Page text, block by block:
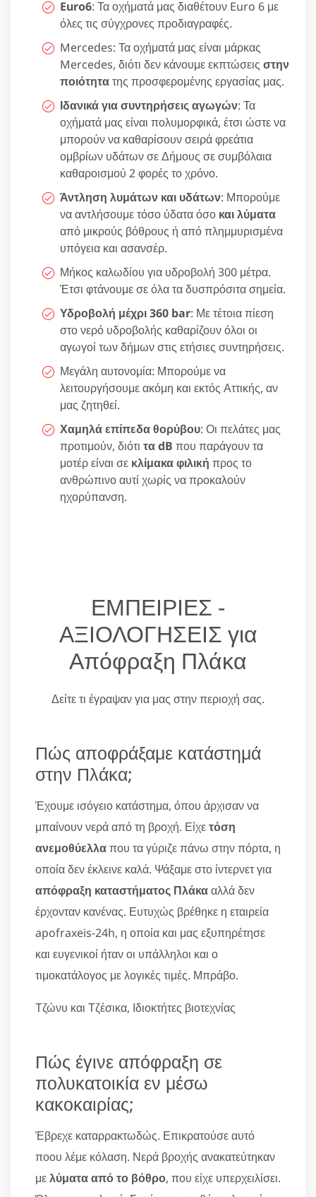
Euro6: Τα οχήματά μας διαθέτουν Euro 6 με
όλες τις σύγχρονες προδιαγραφές.
Mercedes: Τα οχήματά μας είναι μάρκας
Mercedes, διότι δεν κάνουμε εκπτώσεις στην
ποιότητατης προσφερομένης εργασίας μας.
Ιδανικά για συντηρήσεις αγωγών: Τα
οχήματά μας είναι πολυμορφικά, έτσι ώστε να
μπορούν να καθαρίσουν σειρά φρεάτια
ομβρίων υδάτων σε Δήμους σε συμβόλαια
καθαροισμού 2 φορές το χρόνο.
Άντληση λυμάτων και υδάτων: Μπορούμε
να αντλήσουμε τόσο ύδατα όσο και λύματα
από μικρούς βόθρους ή από πλημμυρισμένα
υπόγεια και ασανσέρ.
Μήκος καλωδίου για υδροβολή 300 μέτρα.
Έτσι φτάνουμε σε όλα τα δυσπρόσιτα σημεία.
Υδροβολή μέχρι 360 bar: Με τέτοια πίεση
στο νερό υδροβολής καθαρίζουν όλοι οι
αγωγοί των δήμων στις ετήσιες συντηρήσεις.
Μεγάλη αυτονομία: Μπορούμε να
λειτουργήσουμε ακόμη και εκτός Αττικής, αν
μας ζητηθεί.
Χαμηλά επίπεδα θορύβου: Οι πελάτες μας
προτιμούν, διότι τα dB που παράγουν τα
μοτέρ είναι σε κλίμακα φιλική προς το
ανθρώπινο αυτί χωρίς να προκαλούν
ηχορύπανση.
ΕΜΠΕΙΡΙΕΣ -
ΑΞΙΟΛΟΓΗΣΕΙΣ για
Απόφραξη Πλάκα
Δείτε τι έγραψαν για μας στην περιοχή σας.
Πώς αποφράξαμε κατάστημά
στην Πλάκα;
Έχουμε ισόγειο κατάστημα, όπου άρχισαν να
μπαίνουν νερά από τη βροχή. Είχετόση
ανεμοθύελλαπου τα γύριζε πάνω στην πόρτα, η
οποία δεν έκλεινε καλά. Ψάξαμε στο ίντερνετ για
απόφραξη καταστήματος Πλάκααλλά δεν
έρχονταν κανένας. Ευτυχώς βρέθηκε η εταιρεία
apofraxeis-24h, η οποία και μας εξυπηρέτησε
και ευγενικοί ήταν οι υπάλληλοι και ο
τιμοκατάλογος με λογικές τιμές. Μπράβο.
Τζώνυ και Τζέσικα, Ιδιοκτήτες βιοτεχνίας
Πώς έγινε απόφραξη σε
πολυκατοικία εν μέσω
κακοκαιρίας;
Έβρεχε καταρρακτωδώς. Επικρατούσε αυτό
ποου λέμε κόλαση. Νερά βροχής ανακατεύτηκαν
μελύματα από το βόθρο, που είχε υπερχειλίσει.